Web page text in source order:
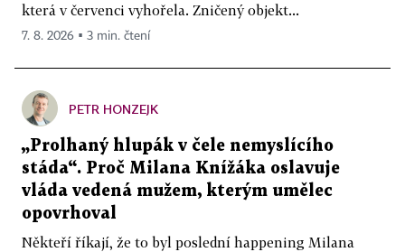
která v červenci vyhořela. Zničený objekt...
7. 8. 2026 ▪ 3 min. čtení
PETR HONZEJK
„Prolhaný hlupák v čele nemyslícího
stáda“. Proč Milana Knížáka oslavuje
vláda vedená mužem, kterým umělec
opovrhoval
Někteří říkají, že to byl poslední happening Milana